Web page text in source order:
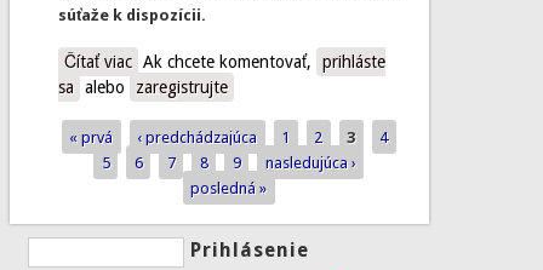
súťaže k dispozícii.
Čítať viaco Súťaž Poprad - Širšie centrum a Nám. sv. Egídia
Ak chcete komentovať,
prihláste
sa
alebo zaregistrujte
Stránky
« prvá ‹ predchádzajúca 1 2 3
4
5
6 7 8 9
nasledujúca ›
posledná »
Prihlásenie